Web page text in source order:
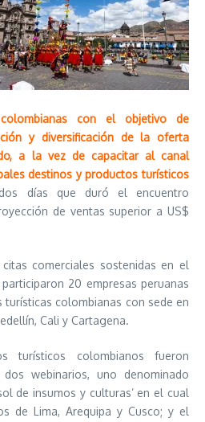
con el objetivo de
y diversificación de la oferta
a la vez de capacitar al canal
destinos y productos turísticos
días que duró el encuentro
de ventas superior a US$
comerciales sostenidas en el
20 empresas peruanas
colombianas con sede en
Cali y Cartagena.
turísticos colombianos fueron
webinarios, uno denominado
de insumos y culturas’ en el cual
de Lima, Arequipa y Cusco; y el